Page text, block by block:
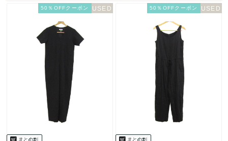
50％OFFクーポン 50％OFFクーポン